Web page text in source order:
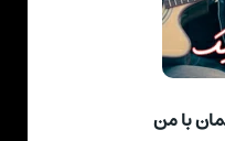
با من